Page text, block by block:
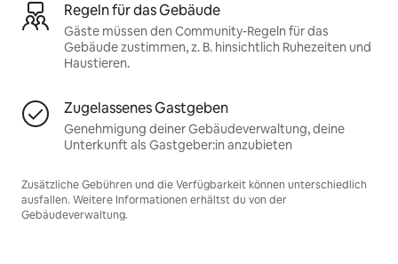
Regeln für das Gebäude
Gäste müssen den Community-Regeln für das
Gebäude zustimmen, z. B. hinsichtlich Ruhezeiten und
Haustieren.
Zugelassenes Gastgeben
Genehmigung deiner Gebäudeverwaltung, deine
Unterkunft als Gastgeber:in anzubieten
Zusätzliche Gebühren und die Verfügbarkeit können unterschiedlich
ausfallen. Weitere Informationen erhältst du von der
Gebäudeverwaltung.